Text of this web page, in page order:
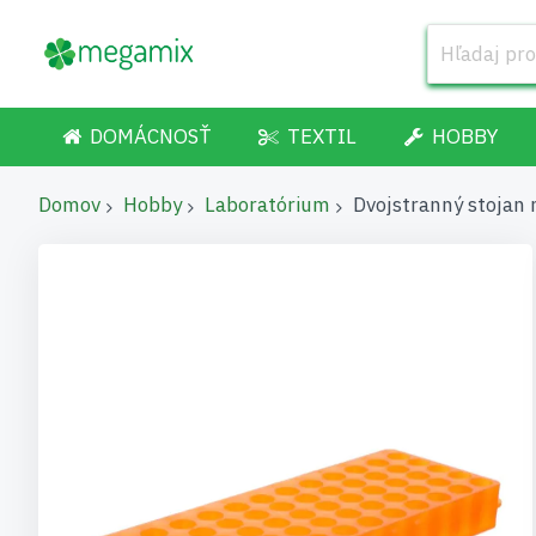
DOMÁCNOSŤ TEXTIL HOBBY
Domov Hobby Laboratórium Dvojstranný stojan